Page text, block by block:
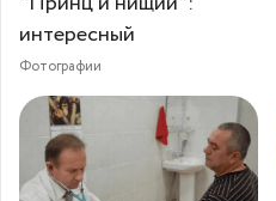
интересный
Фотографии